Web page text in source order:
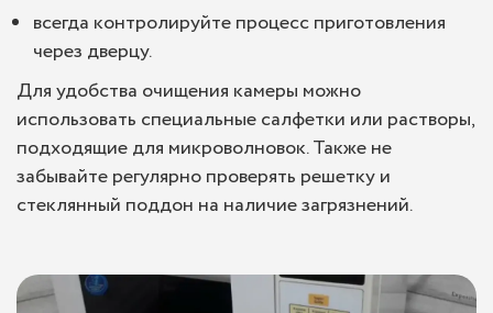
всегда контролируйте процесс приготовления
через дверцу.
Для удобства очищения камеры можно
использовать специальные салфетки или растворы,
подходящие для микроволновок. Также не
забывайте регулярно проверять решетку и
стеклянный поддон на наличие загрязнений.